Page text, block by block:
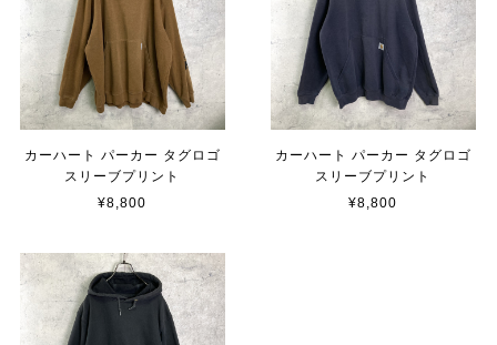
カーハート パーカー タグロゴ
スリーブプリント
¥8,800
カーハート パーカー タグロゴ
スリーブプリント
¥8,800